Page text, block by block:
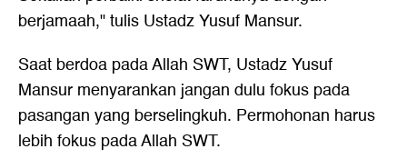
berjamaah," tulis Ustadz Yusuf Mansur.
Saat berdoa pada Allah SWT, Ustadz Yusuf
Mansur menyarankan jangan dulu fokus pada
pasangan yang berselingkuh. Permohonan harus
lebih fokus pada Allah SWT.